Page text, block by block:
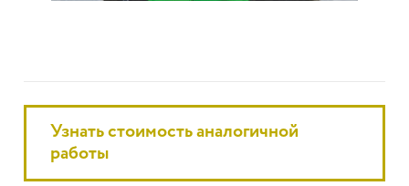
Узнать стоимость аналогичной
работы